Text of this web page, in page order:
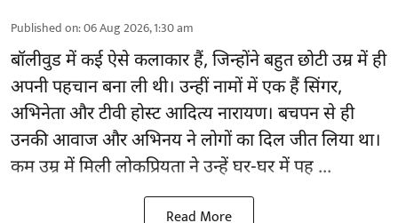
Published on:06 Aug 2026, 1:30 am
बॉलीवुडमें कई ऐसे कलाकार हैं, जिन्होंने बहुत छोटी उम्र में ही
अपनी पहचान बना ली थी। उन्हीं नामों में एक हैं सिंगर,
अभिनेता और टीवी होस्ट आदित्य नारायण। बचपन से ही
उनकी आवाज और अभिनय ने लोगों का दिल जीत लिया था।
कम उम्र में मिली लोकप्रियता ने उन्हें घर-घर में पह ...
Read More